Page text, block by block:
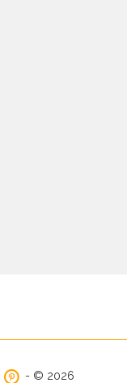
- © 2026